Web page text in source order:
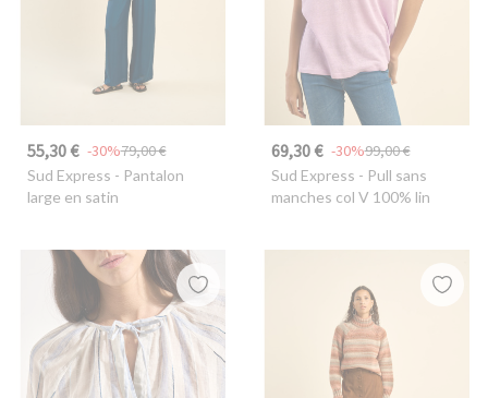
55,30 € 79,00 €
-30%
Sud Express - Pantalon
large en satin
69,30 € 99,00 €
-30%
Sud Express - Pull sans
manches col V 100% lin